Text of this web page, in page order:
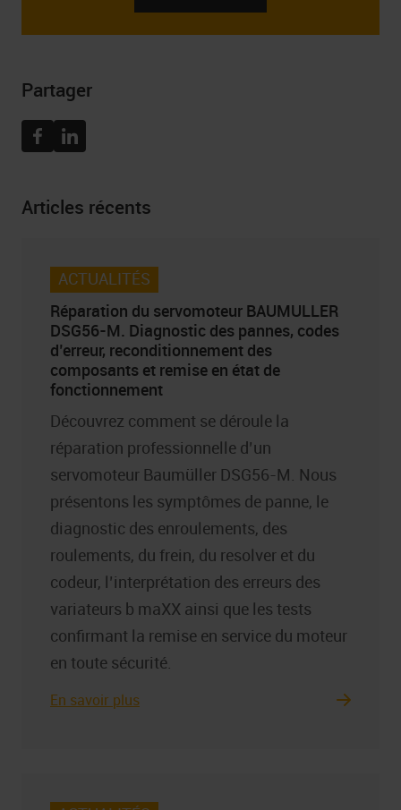
Partager
FacebookLinkedin
Articles récents
ACTUALITÉS
Réparation du servomoteur BAUMULLER
DSG56-M. Diagnostic des pannes, codes
d’erreur, reconditionnement des
composants et remise en état de
fonctionnement
Découvrez comment se déroule la
réparation professionnelle d’un
servomoteur Baumüller DSG56-M. Nous
présentons les symptômes de panne, le
diagnostic des enroulements, des
roulements, du frein, du resolver et du
codeur, l’interprétation des erreurs des
variateurs b maXX ainsi que les tests
confirmant la remise en service du moteur
en toute sécurité.
En savoir plus